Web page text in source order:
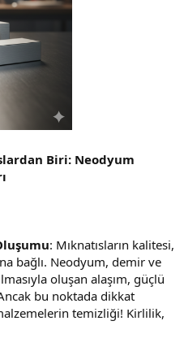
Biri: Neodyum
: Mıknatısların kalitesi,
bağlı. Neodyum, demir ve
oluşan alaşım, güçlü
bu noktada dikkat
temizliği! Kirlilik,